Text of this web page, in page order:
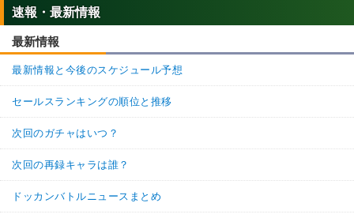
速報・最新情報
最新情報
最新情報と今後のスケジュール予想
セールスランキングの順位と推移
次回のガチャはいつ？
次回の再録キャラは誰？
ドッカンバトルニュースまとめ